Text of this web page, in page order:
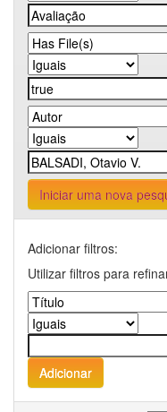
Iniciar uma nova
Adicionar filtros:
Utilizar filtros para